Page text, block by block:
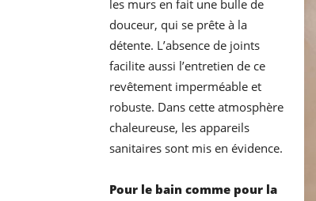
les murs en fait une bulle de
douceur, qui se prête à la
détente. L’absence de joints
facilite aussi l’entretien de ce
revêtement imperméable et
robuste. Dans cette atmosphère
chaleureuse, les appareils
sanitaires sont mis en évidence.
Pour le bain comme pour la